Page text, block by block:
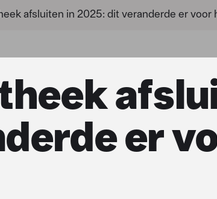
afsluiten in 2025: dit veranderde er voor
er